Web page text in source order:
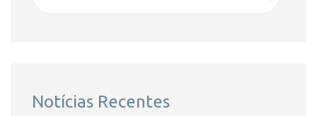
Notícias Recentes